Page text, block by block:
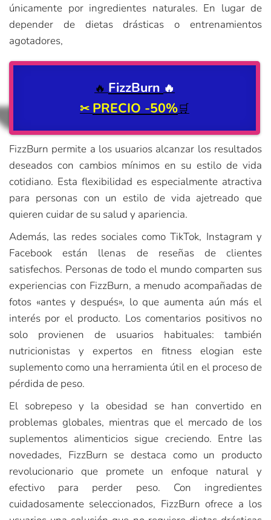
únicamente por ingredientes naturales. En lugar de
depender de dietas drásticas o entrenamientos
agotadores,
🔥FizzBurn 🔥
✂PRECIO -50%🛒
FizzBurn permite a los usuarios alcanzar los resultados
deseados con cambios mínimos en su estilo de vida
cotidiano. Esta flexibilidad es especialmente atractiva
para personas con un estilo de vida ajetreado que
quieren cuidar de su salud y apariencia.
Además, las redes sociales como TikTok, Instagram y
Facebook están llenas de reseñas de clientes
satisfechos. Personas de todo el mundo comparten sus
experiencias con FizzBurn, a menudo acompañadas de
fotos «antes y después», lo que aumenta aún más el
interés por el producto. Los comentarios positivos no
solo provienen de usuarios habituales: también
nutricionistas y expertos en fitness elogian este
suplemento como una herramienta útil en el proceso de
pérdida de peso.
El sobrepeso y la obesidad se han convertido en
problemas globales, mientras que el mercado de los
suplementos alimenticios sigue creciendo. Entre las
novedades, FizzBurn se destaca como un producto
revolucionario que promete un enfoque natural y
efectivo para perder peso. Con ingredientes
cuidadosamente seleccionados, FizzBurn ofrece a los